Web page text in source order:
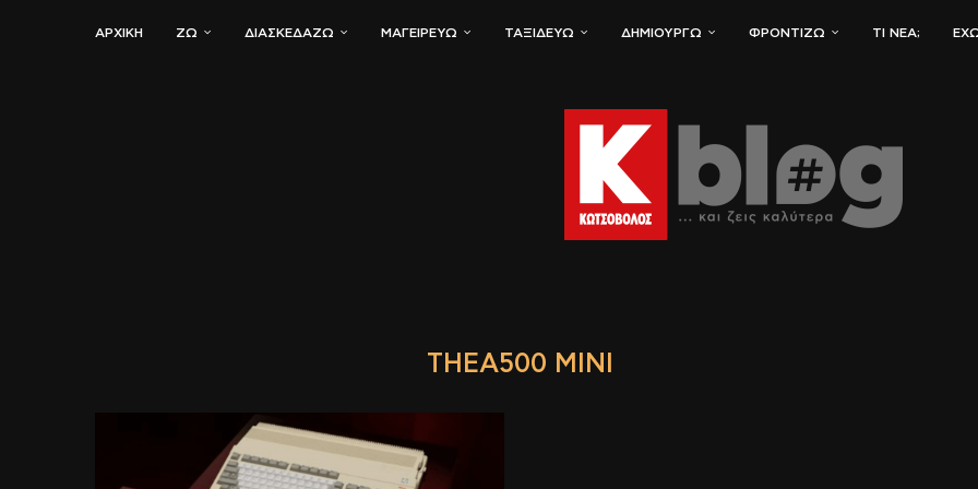
ΑΡΧΙΚΗ ΖΏ ΔΙΑΣΚΕΔΆΖΩ ΜΑΓΕΙΡΕΎΩ ΤΑΞΙΔΕΎΩ ΔΗΜΙΟΥΡΓΏ ΦΡΟΝΤΊΖΩ ΤΙ ΝΈΑ;
THEA500 MINI